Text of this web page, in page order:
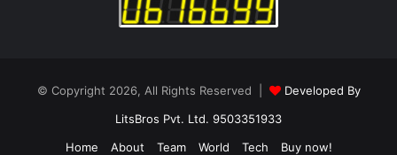
© Copyright 2026, All Rights Reserved |
Developed By
LitsBros Pvt. Ltd. 9503351933
Home
About Team World Tech
Buy now!